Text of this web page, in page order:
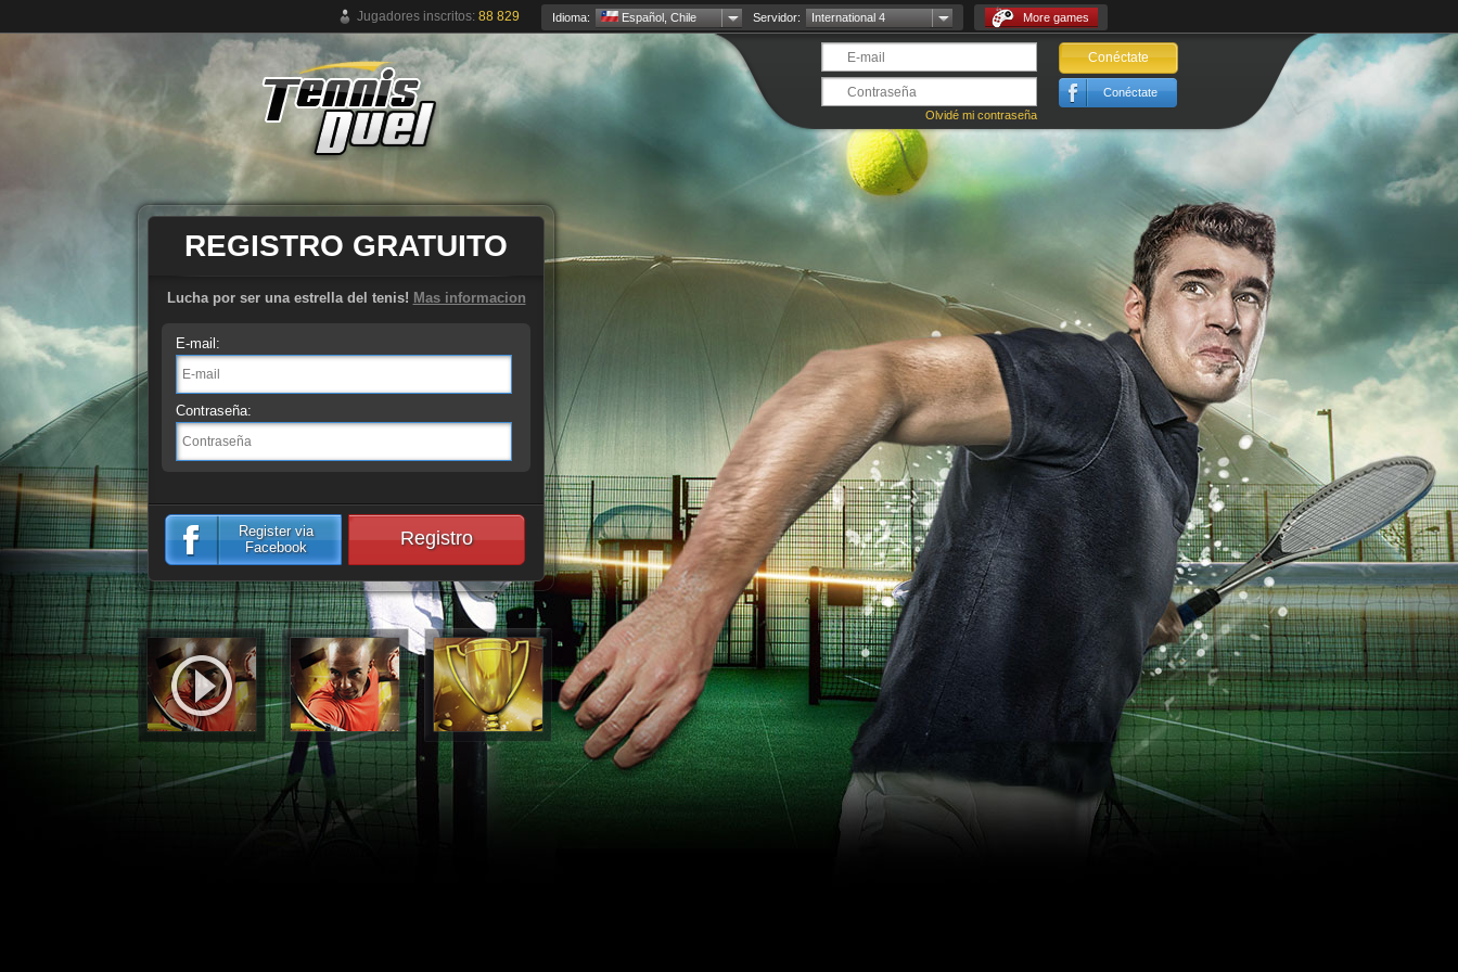
Jugadores inscritos: 88 829 Idioma: Español, Chile Servidor: International 4 More games
Olvidé mi contraseña
Conéctate
Conéctate
REGISTRO GRATUITO
Lucha por ser una estrella del tenis! Mas informacion
E-mail:
Contraseña:
Register via
Facebook
Registro